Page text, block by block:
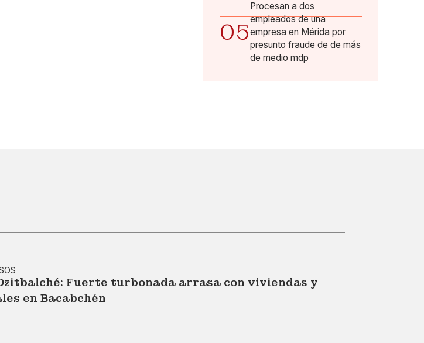
05
Procesan a dos
empleados de una
empresa en Mérida por
presunto fraude de de más
de medio mdp
Fuerte turbonada arrasa con viviendas y
en Bacabchén